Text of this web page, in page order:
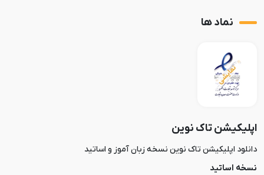
نماد ها
اپلیکیشن تاک نوین
دانلود اپلیکیشن تاک نوین نسخه زبان آموز و اساتید
نسخه اساتید